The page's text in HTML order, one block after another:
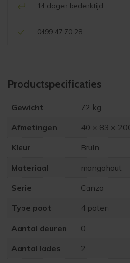
14 dagen bedenktijd
0499 47 70 28
Product­specificaties
Gewicht 72 kg
Afmetingen 40 × 83 ×
Kleur Bruin
Materiaal mangohout
Serie Canzo
Type poot 4 poten
Aantal deuren 0
Aantal lades 2